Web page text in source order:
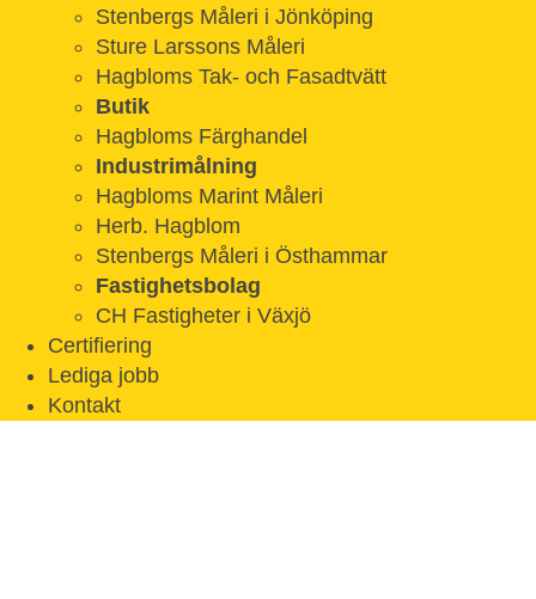
Stenbergs Måleri i Jönköping
Sture Larssons Måleri
Hagbloms Tak- och Fasadtvätt
Butik
Hagbloms Färghandel
Industrimålning
Hagbloms Marint Måleri
Herb. Hagblom
Stenbergs Måleri i Östhammar
Fastighetsbolag
CH Fastigheter i Växjö
Certifiering
Lediga jobb
Kontakt